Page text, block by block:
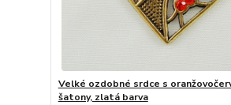
Velké ozdobné srdce s
šatony, zlatá barva